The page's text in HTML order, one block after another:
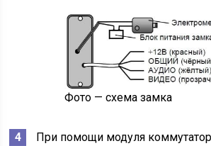
Фото — схема замка
При помощи модуля